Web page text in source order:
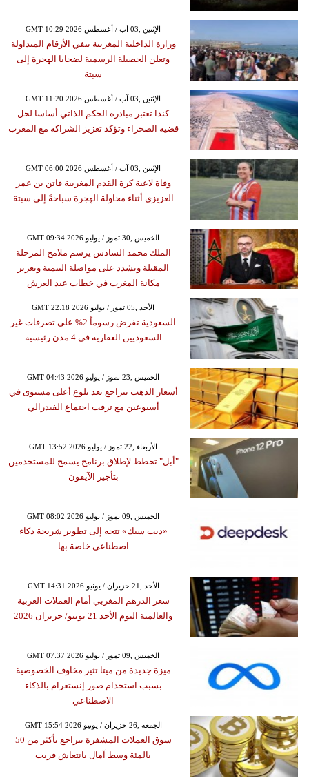
GMT 10:29 2026 الإثنين ,03 آب / أغسطس
وزارة الداخلية المغربية تنفي الأرقام المتداولة
وتعلن الحصيلة الرسمية لضحايا الهجرة إلى
سبتة
GMT 11:20 2026 الإثنين ,03 آب / أغسطس
كندا تعتبر مبادرة الحكم الذاتي أساسا لحل
قضية الصحراء وتؤكد تعزيز الشراكة مع المغرب
GMT 06:00 2026 الإثنين ,03 آب / أغسطس
وفاة لاعبة كرة القدم المغربية فاتن بن عمر
العزيزي أثناء محاولة الهجرة سباحةً إلى سبتة
GMT 09:34 2026 الخميس ,30 تموز / يوليو
الملك محمد السادس يرسم ملامح المرحلة
المقبلة ويشدد على مواصلة التنمية وتعزيز
مكانة المغرب في خطاب عيد العرش
GMT 22:18 2026 الأحد ,05 تموز / يوليو
السعودية تفرض رسوماً 2% على تصرفات غير
السعوديين العقارية في 4 مدن رئيسية
GMT 04:43 2026 الخميس ,23 تموز / يوليو
أسعار الذهب تتراجع بعد بلوغ أعلى مستوى في
أسبوعين مع ترقب اجتماع الفيدرالي
GMT 13:52 2026 الأربعاء ,22 تموز / يوليو
"أبل" تخطط لإطلاق برنامج يسمح للمستخدمين
بتأجير الآيفون
GMT 08:02 2026 الخميس ,09 تموز / يوليو
«ديب سيك» تتجه إلى تطوير شريحة ذكاء
اصطناعي خاصة بها
GMT 14:31 2026 الأحد ,21 حزيران / يونيو
سعر الدرهم المغربي أمام العملات العربية
والعالمية اليوم الأحد 21 يونيو/ حزيران 2026
GMT 07:37 2026 الخميس ,09 تموز / يوليو
ميزة جديدة من ميتا تثير مخاوف الخصوصية
بسبب استخدام صور إنستغرام بالذكاء
الاصطناعي
GMT 15:54 2026 الجمعة ,26 حزيران / يونيو
سوق العملات المشفرة يتراجع بأكثر من 50
بالمئة وسط آمال بانتعاش قريب